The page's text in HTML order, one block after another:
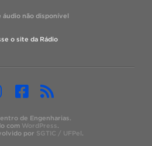
áudio não disponível
o site da Rádio
de Engenharias.
com WordPress.
por SGTIC / UFPel.